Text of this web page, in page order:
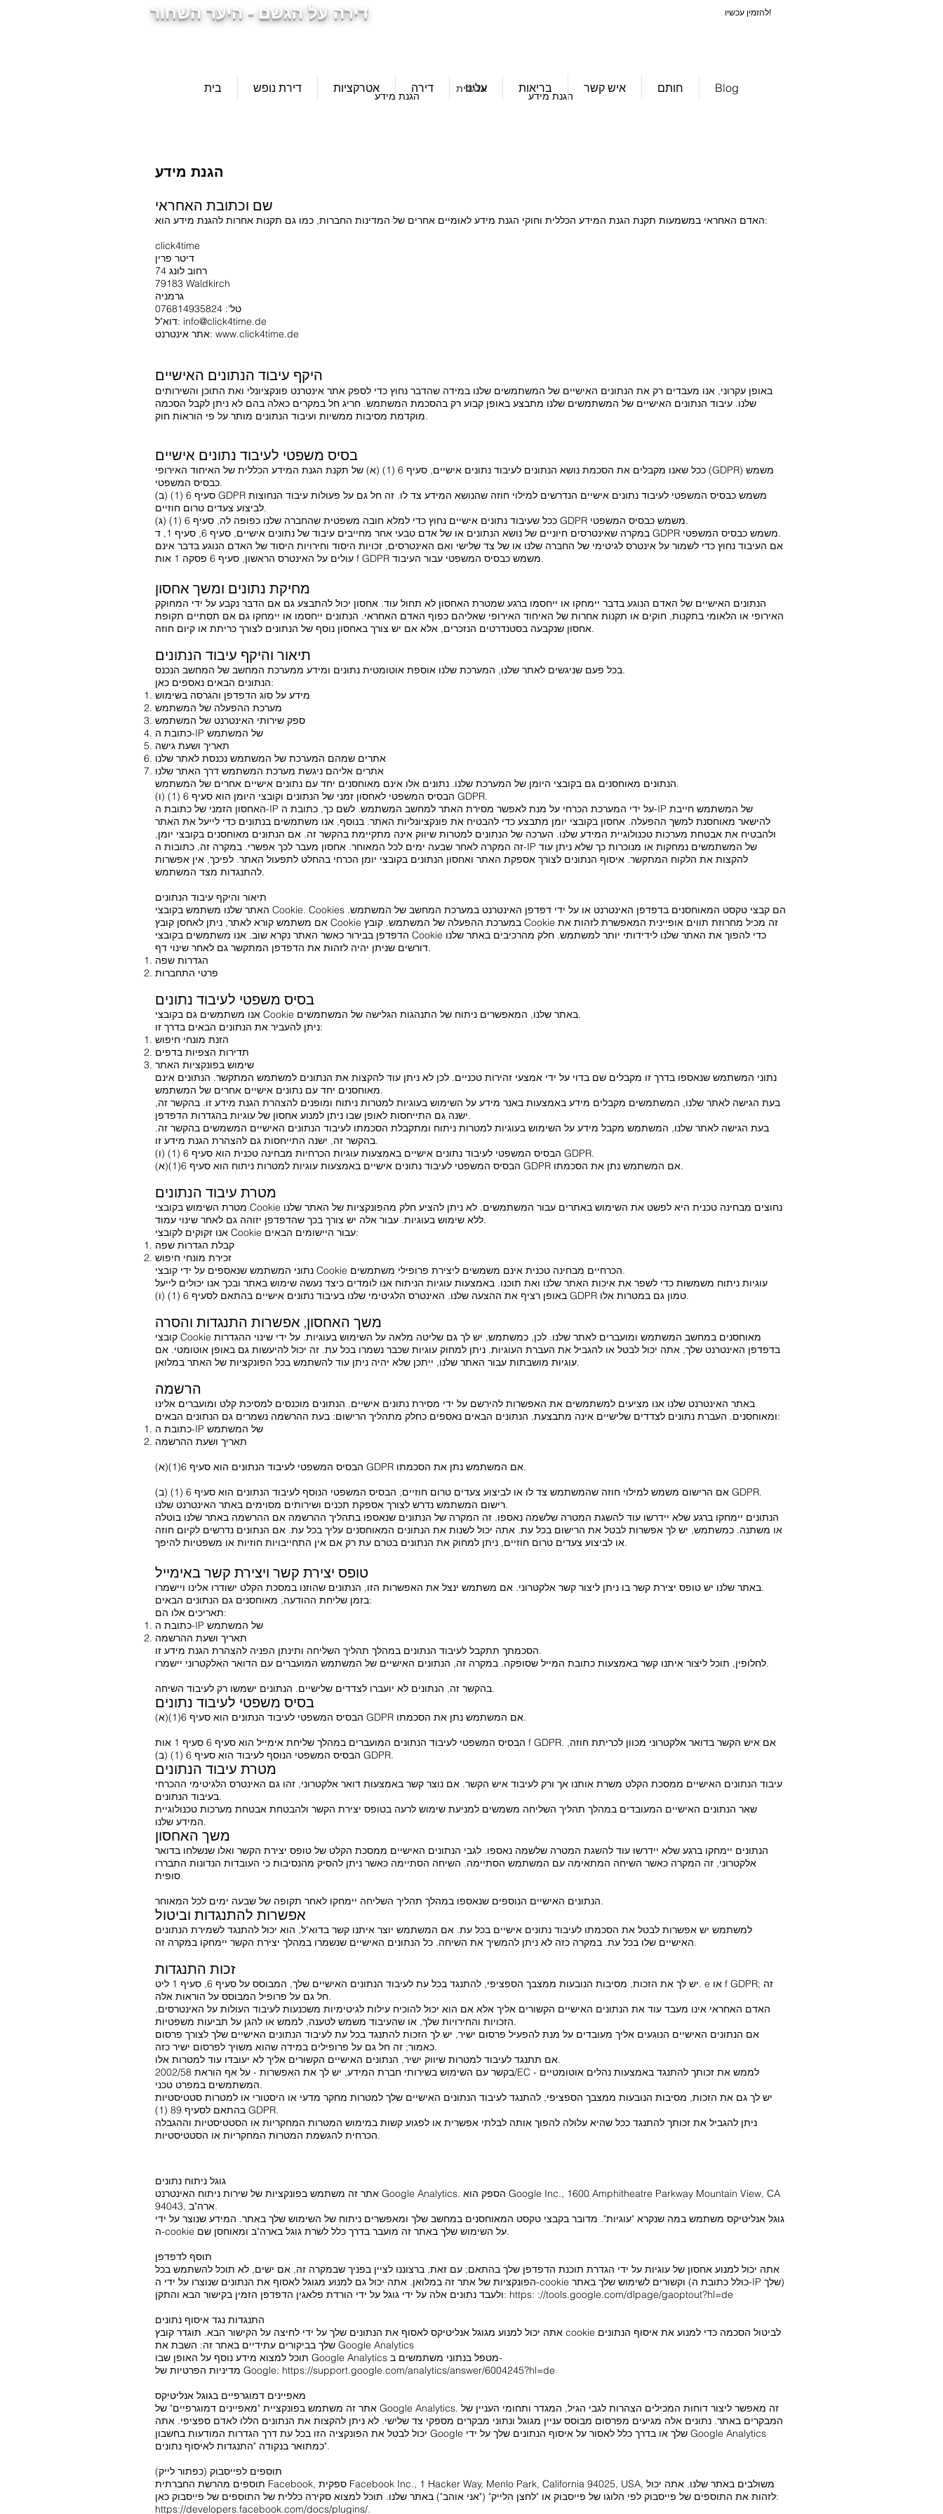
להזמין עכשיו! דירה על הגשם - היער השחור
הגנת מידע
אנגלית
הגנת מידע
בית דירת נופש אטרקציות דירה עלינו בריאות איש קשר חותם Blog
הגנת מידע
שם וכתובת האחראי
האדם האחראי במשמעות תקנת הגנת המידע הכללית וחוקי הגנת מידע לאומיים אחרים של המדינות החברות, כמו גם תקנות אחרות להגנת מידע הוא:
click4time
דיטר פרין
רחוב לונג 74
79183 Waldkirch
גרמניה
טל': 076814935824
דוא"ל: info@click4time.de
אתר אינטרנט: www.click4time.de
היקף עיבוד הנתונים האישיים
באופן עקרוני, אנו מעבדים רק את הנתונים האישיים של המשתמשים שלנו במידה שהדבר נחוץ כדי לספק אתר אינטרנט פונקציונלי ואת התוכן והשירותים
שלנו. עיבוד הנתונים האישיים של המשתמשים שלנו מתבצע באופן קבוע רק בהסכמת המשתמש. חריג חל במקרים כאלה בהם לא ניתן לקבל הסכמה
מוקדמת מסיבות ממשיות ועיבוד הנתונים מותר על פי הוראות חוק.
בסיס משפטי לעיבוד נתונים אישיים
ככל שאנו מקבלים את הסכמת נושא הנתונים לעיבוד נתונים אישיים, סעיף 6 (1) (א) של תקנת הגנת המידע הכללית של האיחוד האירופי (GDPR) משמש
כבסיס המשפטי.
סעיף 6 (1) (ב) GDPR משמש כבסיס המשפטי לעיבוד נתונים אישיים הנדרשים למילוי חוזה שהנושא המידע צד לו. זה חל גם על פעולות עיבוד הנחוצות
לביצוע צעדים טרום חוזיים.
ככל שעיבוד נתונים אישיים נחוץ כדי למלא חובה משפטית שהחברה שלנו כפופה לה, סעיף 6 (1) (ג) GDPR משמש כבסיס המשפטי.
במקרה שאינטרסים חיוניים של נושא הנתונים או של אדם טבעי אחר מחייבים עיבוד של נתונים אישיים, סעיף 6, סעיף 1, ד GDPR משמש כבסיס המשפטי.
אם העיבוד נחוץ כדי לשמור על אינטרס לגיטימי של החברה שלנו או של צד שלישי ואם האינטרסים, זכויות היסוד וחירויות היסוד של האדם הנוגע בדבר אינם
עולים על האינטרס הראשון, סעיף 6 פסקה 1 אות f GDPR משמש כבסיס המשפטי עבור העיבוד.
מחיקת נתונים ומשך אחסון
הנתונים האישיים של האדם הנוגע בדבר יימחקו או ייחסמו ברגע שמטרת האחסון לא תחול עוד. אחסון יכול להתבצע גם אם הדבר נקבע על ידי המחוקק
האירופי או הלאומי בתקנות, חוקים או תקנות אחרות של האיחוד האירופי שאליהם כפוף האדם האחראי. הנתונים ייחסמו או יימחקו גם אם תסתיים תקופת
אחסון שנקבעה בסטנדרטים הנזכרים, אלא אם יש צורך באחסון נוסף של הנתונים לצורך כריתת או קיום חוזה.
תיאור והיקף עיבוד הנתונים
בכל פעם שניגשים לאתר שלנו, המערכת שלנו אוספת אוטומטית נתונים ומידע ממערכת המחשב של המחשב הנכנס.
הנתונים הבאים נאספים כאן:
מידע על סוג הדפדפן והגרסה בשימוש
מערכת ההפעלה של המשתמש
ספק שירותי האינטרנט של המשתמש
כתובת ה-IP של המשתמש
תאריך ושעת גישה
אתרים שמהם המערכת של המשתמש נכנסת לאתר שלנו
אתרים אליהם ניגשת מערכת המשתמש דרך האתר שלנו
הנתונים מאוחסנים גם בקובצי היומן של המערכת שלנו. נתונים אלו אינם מאוחסנים יחד עם נתונים אישיים אחרים של המשתמש.
הבסיס המשפטי לאחסון זמני של הנתונים וקובצי היומן הוא סעיף 6 (1) (ו) GDPR.
האחסון הזמני של כתובת ה-IP על ידי המערכת הכרחי על מנת לאפשר מסירת האתר למחשב המשתמש. לשם כך, כתובת ה-IP של המשתמש חייבת
להישאר מאוחסנת למשך ההפעלה. אחסון בקובצי יומן מתבצע כדי להבטיח את פונקציונליות האתר. בנוסף, אנו משתמשים בנתונים כדי לייעל את האתר
ולהבטיח את אבטחת מערכות טכנולוגיית המידע שלנו. הערכה של הנתונים למטרות שיווק אינה מתקיימת בהקשר זה. אם הנתונים מאוחסנים בקובצי יומן,
זה המקרה לאחר שבעה ימים לכל המאוחר. אחסון מעבר לכך אפשרי. במקרה זה, כתובות ה-IP של המשתמשים נמחקות או מנוכרות כך שלא ניתן עוד
להקצות את הלקוח המתקשר. איסוף הנתונים לצורך אספקת האתר ואחסון הנתונים בקובצי יומן הכרחי בהחלט לתפעול האתר. לפיכך, אין אפשרות
להתנגדות מצד המשתמש.
תיאור והיקף עיבוד הנתונים
האתר שלנו משתמש בקובצי Cookie. Cookies הם קבצי טקסט המאוחסנים בדפדפן האינטרנט או על ידי דפדפן האינטרנט במערכת המחשב של המשתמש.
אם משתמש קורא לאתר, ניתן לאחסן קובץ Cookie במערכת ההפעלה של המשתמש. קובץ Cookie זה מכיל מחרוזת תווים אופיינית המאפשרת לזהות את
הדפדפן בבירור כאשר האתר נקרא שוב. אנו משתמשים בקובצי Cookie כדי להפוך את האתר שלנו לידידותי יותר למשתמש. חלק מהרכיבים באתר שלנו
דורשים שניתן יהיה לזהות את הדפדפן המתקשר גם לאחר שינוי דף.
הגדרות שפה
פרטי התחברות
בסיס משפטי לעיבוד נתונים
אנו משתמשים גם בקובצי Cookie באתר שלנו, המאפשרים ניתוח של התנהגות הגלישה של המשתמשים.
ניתן להעביר את הנתונים הבאים בדרך זו:
הזנת מונחי חיפוש
תדירות הצפיות בדפים
שימוש בפונקציות האתר
נתוני המשתמש שנאספו בדרך זו מקבלים שם בדוי על ידי אמצעי זהירות טכניים. לכן לא ניתן עוד להקצות את הנתונים למשתמש המתקשר. הנתונים אינם
מאוחסנים יחד עם נתונים אישיים אחרים של המשתמש.
בעת הגישה לאתר שלנו, המשתמשים מקבלים מידע באמצעות באנר מידע על השימוש בעוגיות למטרות ניתוח ומופנים להצהרת הגנת מידע זו. בהקשר זה,
ישנה גם התייחסות לאופן שבו ניתן למנוע אחסון של עוגיות בהגדרות הדפדפן.
בעת הגישה לאתר שלנו, המשתמש מקבל מידע על השימוש בעוגיות למטרות ניתוח ומתקבלת הסכמתו לעיבוד הנתונים האישיים המשמשים בהקשר זה.
בהקשר זה, ישנה התייחסות גם להצהרת הגנת מידע זו.
הבסיס המשפטי לעיבוד נתונים אישיים באמצעות עוגיות הכרחיות מבחינה טכנית הוא סעיף 6 (1) (ו) GDPR.
הבסיס המשפטי לעיבוד נתונים אישיים באמצעות עוגיות למטרות ניתוח הוא סעיף 6(1)(א) GDPR אם המשתמש נתן את הסכמתו.
מטרת עיבוד הנתונים
מטרת השימוש בקובצי Cookie נחוצים מבחינה טכנית היא לפשט את השימוש באתרים עבור המשתמשים. לא ניתן להציע חלק מהפונקציות של האתר שלנו
ללא שימוש בעוגיות. עבור אלה יש צורך בכך שהדפדפן יזוהה גם לאחר שינוי עמוד.
אנו זקוקים לקובצי Cookie עבור היישומים הבאים:
קבלת הגדרות שפה
זכירת מונחי חיפוש
נתוני המשתמש שנאספים על ידי קובצי Cookie הכרחיים מבחינה טכנית אינם משמשים ליצירת פרופילי משתמשים.
עוגיות ניתוח משמשות כדי לשפר את איכות האתר שלנו ואת תוכנו. באמצעות עוגיות הניתוח אנו לומדים כיצד נעשה שימוש באתר ובכך אנו יכולים לייעל
באופן רציף את ההצעה שלנו. האינטרס הלגיטימי שלנו בעיבוד נתונים אישיים בהתאם לסעיף 6 (1) (ו) GDPR טמון גם במטרות אלו.
משך האחסון, אפשרות התנגדות והסרה
קובצי Cookie מאוחסנים במחשב המשתמש ומועברים לאתר שלנו. לכן, כמשתמש, יש לך גם שליטה מלאה על השימוש בעוגיות. על ידי שינוי ההגדרות
בדפדפן האינטרנט שלך, אתה יכול לבטל או להגביל את העברת העוגיות. ניתן למחוק עוגיות שכבר נשמרו בכל עת. זה יכול להיעשות גם באופן אוטומטי. אם
עוגיות מושבתות עבור האתר שלנו, ייתכן שלא יהיה ניתן עוד להשתמש בכל הפונקציות של האתר במלואן.
הרשמה
באתר האינטרנט שלנו אנו מציעים למשתמשים את האפשרות להירשם על ידי מסירת נתונים אישיים. הנתונים מוכנסים למסיכת קלט ומועברים אלינו
ומאוחסנים. העברת נתונים לצדדים שלישיים אינה מתבצעת. הנתונים הבאים נאספים כחלק מתהליך הרישום: בעת ההרשמה נשמרים גם הנתונים הבאים:
כתובת ה-IP של המשתמש
תאריך ושעת ההרשמה
הבסיס המשפטי לעיבוד הנתונים הוא סעיף 6(1)(א) GDPR אם המשתמש נתן את הסכמתו.
אם הרישום משמש למילוי חוזה שהמשתמש צד לו או לביצוע צעדים טרום חוזיים, הבסיס המשפטי הנוסף לעיבוד הנתונים הוא סעיף 6 (1) (ב) GDPR.
רישום המשתמש נדרש לצורך אספקת תכנים ושירותים מסוימים באתר האינטרנט שלנו.
הנתונים יימחקו ברגע שלא יידרשו עוד להשגת המטרה שלשמה נאספו. זה המקרה של הנתונים שנאספו בתהליך ההרשמה אם ההרשמה באתר שלנו בוטלה
או משתנה. כמשתמש, יש לך אפשרות לבטל את הרישום בכל עת. אתה יכול לשנות את הנתונים המאוחסנים עליך בכל עת. אם הנתונים נדרשים לקיום חוזה
או לביצוע צעדים טרום חוזיים, ניתן למחוק את הנתונים בטרם עת רק אם אין התחייבויות חוזיות או משפטיות להיפך.
טופס יצירת קשר ויצירת קשר באימייל
באתר שלנו יש טופס יצירת קשר בו ניתן ליצור קשר אלקטרוני. אם משתמש ינצל את האפשרות הזו, הנתונים שהוזנו במסכת הקלט ישודרו אלינו ויישמרו.
בזמן שליחת ההודעה, מאוחסנים גם הנתונים הבאים:
תאריכים אלו הם:
כתובת ה-IP של המשתמש
תאריך ושעת ההרשמה
הסכמתך תתקבל לעיבוד הנתונים במהלך תהליך השליחה ותינתן הפניה להצהרת הגנת מידע זו.
לחלופין, תוכל ליצור איתנו קשר באמצעות כתובת המייל שסופקה. במקרה זה, הנתונים האישיים של המשתמש המועברים עם הדואר האלקטרוני יישמרו.
בהקשר זה, הנתונים לא יועברו לצדדים שלישיים. הנתונים ישמשו רק לעיבוד השיחה.
בסיס משפטי לעיבוד נתונים
הבסיס המשפטי לעיבוד הנתונים הוא סעיף 6(1)(א) GDPR אם המשתמש נתן את הסכמתו.
הבסיס המשפטי לעיבוד הנתונים המועברים במהלך שליחת אימייל הוא סעיף 6 סעיף 1 אות f GDPR. אם איש הקשר בדואר אלקטרוני מכוון לכריתת חוזה,
הבסיס המשפטי הנוסף לעיבוד הוא סעיף 6 (1) (ב) GDPR.
מטרת עיבוד הנתונים
עיבוד הנתונים האישיים ממסכת הקלט משרת אותנו אך ורק לעיבוד איש הקשר. אם נוצר קשר באמצעות דואר אלקטרוני, זהו גם האינטרס הלגיטימי ההכרחי
בעיבוד הנתונים.
שאר הנתונים האישיים המעובדים במהלך תהליך השליחה משמשים למניעת שימוש לרעה בטופס יצירת הקשר ולהבטחת אבטחת מערכות טכנולוגיית
המידע שלנו.
משך האחסון
הנתונים יימחקו ברגע שלא יידרשו עוד להשגת המטרה שלשמה נאספו. לגבי הנתונים האישיים ממסכת הקלט של טופס יצירת הקשר ואלו שנשלחו בדואר
אלקטרוני, זה המקרה כאשר השיחה המתאימה עם המשתמש הסתיימה. השיחה הסתיימה כאשר ניתן להסיק מהנסיבות כי העובדות הנדונות התבררו
סופית.
הנתונים האישיים הנוספים שנאספו במהלך תהליך השליחה יימחקו לאחר תקופה של שבעה ימים לכל המאוחר.
אפשרות להתנגדות וביטול
למשתמש יש אפשרות לבטל את הסכמתו לעיבוד נתונים אישיים בכל עת. אם המשתמש יוצר איתנו קשר בדוא"ל, הוא יכול להתנגד לשמירת הנתונים
האישיים שלו בכל עת. במקרה כזה לא ניתן להמשיך את השיחה. כל הנתונים האישיים שנשמרו במהלך יצירת הקשר יימחקו במקרה זה.
זכות התנגדות
יש לך את הזכות, מסיבות הנובעות ממצבך הספציפי, להתנגד בכל עת לעיבוד הנתונים האישיים שלך, המבוסס על סעיף 6, סעיף 1 ליט. e או f GDPR; זה
חל גם על פרופיל המבוסס על הוראות אלה.
האדם האחראי אינו מעבד עוד את הנתונים האישיים הקשורים אליך אלא אם הוא יכול להוכיח עילות לגיטימיות משכנעות לעיבוד העולות על האינטרסים,
הזכויות והחירויות שלך, או שהעיבוד משמש לטענה, לממש או להגן על תביעות משפטיות.
אם הנתונים האישיים הנוגעים אליך מעובדים על מנת להפעיל פרסום ישיר, יש לך הזכות להתנגד בכל עת לעיבוד הנתונים האישיים שלך לצורך פרסום
כאמור; זה חל גם על פרופילים במידה שהוא משויך לפרסום ישיר כזה.
אם תתנגד לעיבוד למטרות שיווק ישיר, הנתונים האישיים הקשורים אליך לא יעובדו עוד למטרות אלו.
בקשר עם השימוש בשירותי חברת המידע, יש לך את האפשרות - על אף הוראת 2002/58/EC - לממש את זכותך להתנגד באמצעות נהלים אוטומטיים
המשתמשים במפרט טכני.
יש לך גם את הזכות, מסיבות הנובעות ממצבך הספציפי, להתנגד לעיבוד הנתונים האישיים שלך למטרות מחקר מדעי או היסטורי או למטרות סטטיסטיות
בהתאם לסעיף 89 (1) GDPR.
ניתן להגביל את זכותך להתנגד ככל שהיא עלולה להפוך אותה לבלתי אפשרית או לפגוע קשות במימוש המטרות המחקריות או הסטטיסטיות וההגבלה
הכרחית להגשמת המטרות המחקריות או הסטטיסטיות.
גוגל ניתוח נתונים
אתר זה משתמש בפונקציות של שירות ניתוח האינטרנט Google Analytics. הספק הוא Google Inc., 1600 Amphitheatre Parkway Mountain View, CA
94043, ארה"ב.
גוגל אנליטיקס משתמש במה שנקרא "עוגיות". מדובר בקבצי טקסט המאוחסנים במחשב שלך ומאפשרים ניתוח של השימוש שלך באתר. המידע שנוצר על ידי
ה-cookie על השימוש שלך באתר זה מועבר בדרך כלל לשרת גוגל בארה"ב ומאוחסן שם.
תוסף לדפדפן
אתה יכול למנוע אחסון של עוגיות על ידי הגדרת תוכנת הדפדפן שלך בהתאם; עם זאת, ברצוננו לציין בפניך שבמקרה זה, אם ישים, לא תוכל להשתמש בכל
הפונקציות של אתר זה במלואן. אתה יכול גם למנוע מגוגל לאסוף את הנתונים שנוצרו על ידי ה-cookie וקשורים לשימוש שלך באתר (כולל כתובת ה-IP שלך)
ולעבד נתונים אלה על ידי גוגל על ידי הורדת פלאגין הדפדפן הזמין בקישור הבא והתקן: https: ://tools.google.com/dlpage/gaoptout?hl=de
התנגדות נגד איסוף נתונים
אתה יכול למנוע מגוגל אנליטיקס לאסוף את הנתונים שלך על ידי לחיצה על הקישור הבא. תוגדר קובץ cookie לביטול הסכמה כדי למנוע את איסוף הנתונים
שלך בביקורים עתידיים באתר זה: השבת את Google Analytics
תוכל למצוא מידע נוסף על האופן שבו Google Analytics מטפל בנתוני משתמשים ב-
מדיניות הפרטיות של Google: https://support.google.com/analytics/answer/6004245?hl=de
מאפיינים דמוגרפיים בגוגל אנליטיקס
אתר זה משתמש בפונקציית "מאפיינים דמוגרפיים" של Google Analytics. זה מאפשר ליצור דוחות המכילים הצהרות לגבי הגיל, המגדר ותחומי העניין של
המבקרים באתר. נתונים אלה מגיעים מפרסום מבוסס עניין מגוגל ונתוני מבקרים מספקי צד שלישי. לא ניתן להקצות את הנתונים הללו לאדם ספציפי. אתה
יכול לבטל את הפונקציה הזו בכל עת דרך הגדרות המודעות בחשבון Google שלך או בדרך כלל לאסור על איסוף הנתונים שלך על ידי Google Analytics
כמתואר בנקודה "התנגדות לאיסוף נתונים".
תוספים לפייסבוק (כפתור לייק)
תוספים מהרשת החברתית Facebook, ספקית Facebook Inc., 1 Hacker Way, Menlo Park, California 94025, USA, משולבים באתר שלנו. אתה יכול
לזהות את התוספים של פייסבוק לפי הלוגו של פייסבוק או "לחצן הלייק" ("אני אוהב") באתר שלנו. תוכל למצוא סקירה כללית של התוספים של פייסבוק כאן:
https://developers.facebook.com/docs/plugins/.